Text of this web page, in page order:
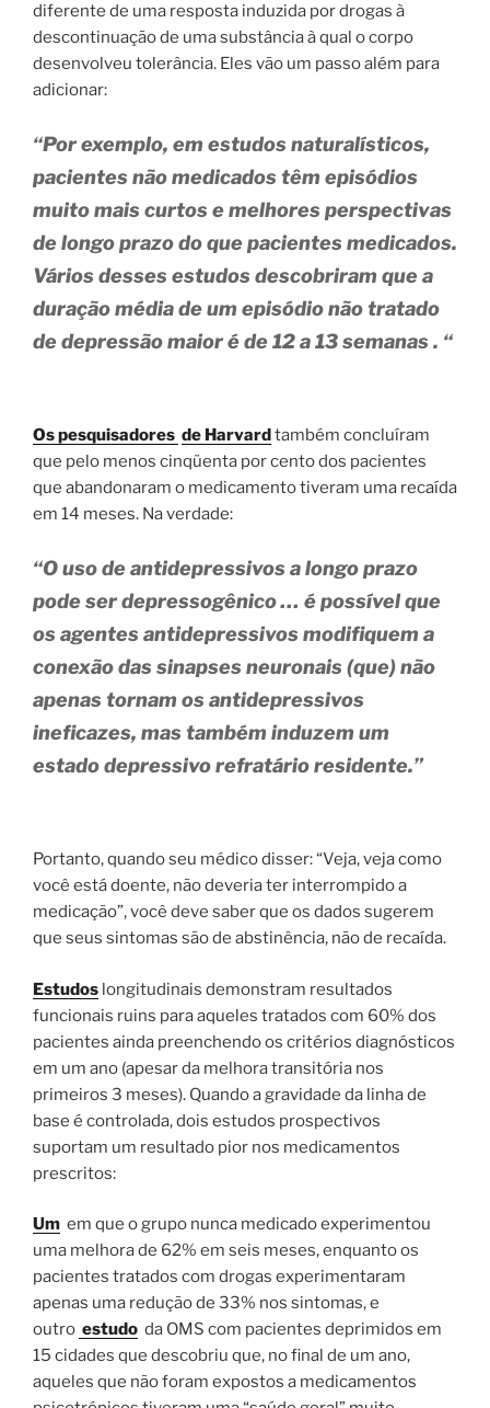
diferente de uma resposta induzida por drogas à
descontinuação de uma substância à qual o corpo
desenvolveu tolerância. Eles vão um passo além para
adicionar:
“Por exemplo, em estudos naturalísticos,
pacientes não medicados têm episódios
muito mais curtos e melhores perspectivas
de longo prazo do que pacientes medicados.
Vários desses estudos descobriram que a
duração média de um episódio não tratado
de depressão maior é de 12 a 13 semanas . “
Os pesquisadores de Harvardtambém concluíram
que pelo menos cinqüenta por cento dos pacientes
que abandonaram o medicamento tiveram uma recaída
em 14 meses. Na verdade:
“O uso de antidepressivos a longo prazo
pode serdepressogênico… é possível que
os agentes antidepressivos modifiquem a
conexão das sinapses neuronais (que) não
apenas tornam os antidepressivos
ineficazes, mas também induzem um
estado depressivo refratário residente.”
Portanto, quando seu médico disser: “Veja, veja como
você está doente, não deveria ter interrompido a
medicação”, você deve saber que os dados sugerem
que seus sintomas são de abstinência, não de recaída.
Estudos longitudinais demonstram resultados
funcionais ruins para aqueles tratados com 60% dos
pacientes ainda preenchendo os critérios diagnósticos
em um ano (apesar da melhora transitória nos
primeiros 3 meses). Quando a gravidade da linha de
base é controlada, dois estudos prospectivos
suportam um resultado pior nos medicamentos
prescritos:
Um em que o grupo nunca medicado experimentou
uma melhora de 62% em seis meses, enquanto os
pacientes tratados com drogas experimentaram
apenas uma redução de 33% nos sintomas, e
outro estudo da OMS com pacientes deprimidos em
15 cidades que descobriu que, no final de um ano,
aqueles que não foram expostos a medicamentos